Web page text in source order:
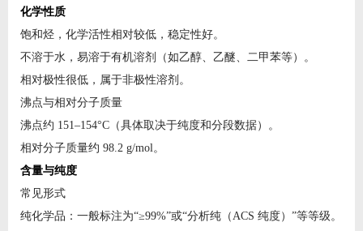
化学性质
饱和烃，化学活性相对较低，稳定性好。
不溶于水，易溶于有机溶剂（如乙醇、乙醚、二甲苯等）。
相对极性很低，属于非极性溶剂。
沸点与相对分子质量
沸点约 151–154°C（具体取决于纯度和分段数据）。
相对分子质量约 98.2 g/mol。
含量与纯度
常见形式
纯化学品：一般标注为“≥99%”或“分析纯（ACS 纯度）”等等级。